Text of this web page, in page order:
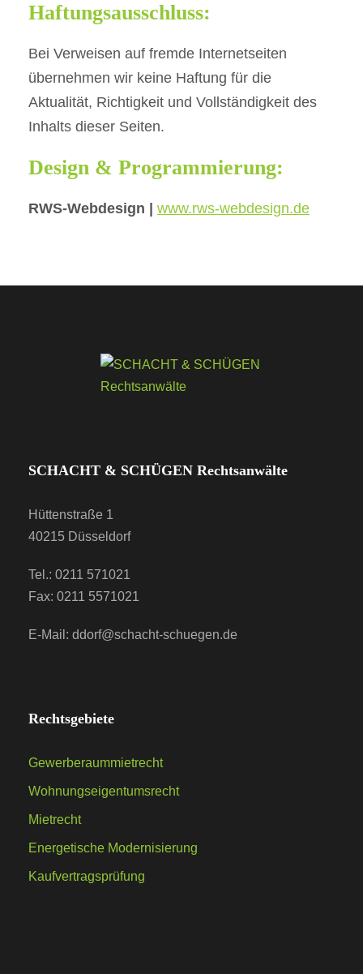
Haftungsausschluss:
Bei Verweisen auf fremde Internetseiten
übernehmen wir keine Haftung für die
Aktualität, Richtigkeit und Vollständigkeit des
Inhalts dieser Seiten.
Design & Programmierung:
RWS-Webdesign | www.rws-webdesign.de
SCHACHT & SCHÜGEN Rechtsanwälte
Hüttenstraße 1
40215 Düsseldorf
Tel.: 0211 571021
Fax: 0211 5571021
E-Mail: ddorf@schacht-schuegen.de
Rechtsgebiete
Gewerberaummietrecht
Wohnungseigentumsrecht
Mietrecht
Energetische Modernisierung
Kaufvertragsprüfung